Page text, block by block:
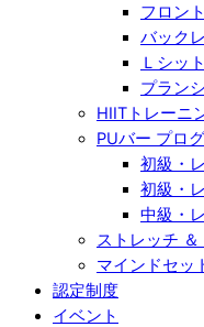
フロン
バック
Ｌシッ
プラン
HIITトレーニ
PUバー プロ
初級・
初級・
中級・
ストレッチ ＆
マインドセッ
認定制度
イベント